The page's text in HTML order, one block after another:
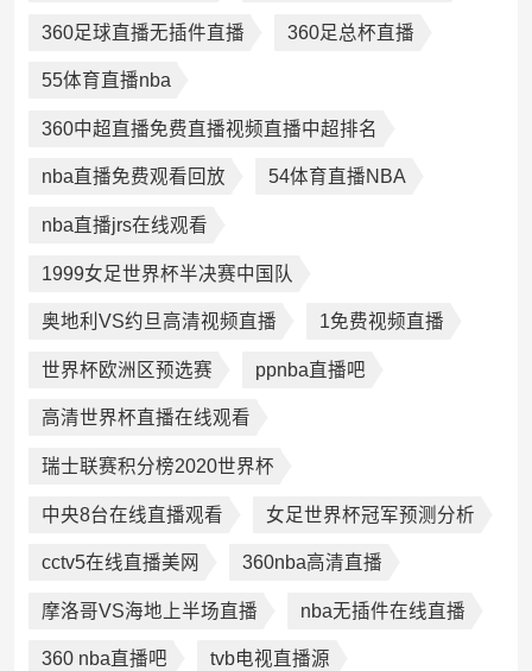
360足球直播无插件直播 360足总杯直播
55体育直播nba
360中超直播免费直播视频直播中超排名
nba直播免费观看回放 54体育直播NBA
nba直播jrs在线观看
1999女足世界杯半决赛中国队
奥地利VS约旦高清视频直播 1免费视频直播
世界杯欧洲区预选赛 ppnba直播吧
高清世界杯直播在线观看
瑞士联赛积分榜2020世界杯
中央8台在线直播观看 女足世界杯冠军预测分析
cctv5在线直播美网 360nba高清直播
摩洛哥VS海地上半场直播 nba无插件在线直播
360 nba直播吧 tvb电视直播源